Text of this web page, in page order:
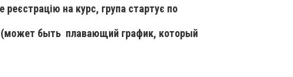
на курс, група стартує по
(может быть плавающий график, который